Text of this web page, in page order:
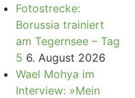
Fotostrecke:
Borussia trainiert
am Tegernsee – Tag
5 6. August 2026
Wael Mohya im
Interview: »Mein